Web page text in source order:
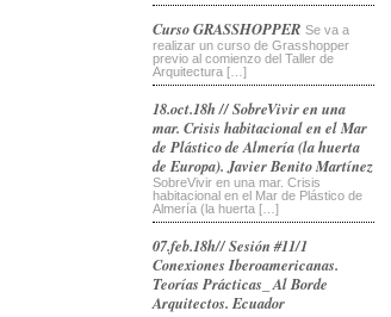
Curso GRASSHOPPER Se va a
realizar un curso de Grasshopper
previo al comienzo del Taller de
Arquitectura […]
18.oct.18h // SobreVivir en una
mar. Crisis habitacional en el Mar
de Plástico de Almería (la huerta
de Europa). Javier Benito Martínez
SobreVivir en una mar. Crisis
habitacional en el Mar de Plástico de
Almería (la huerta […]
07.feb.18h// Sesión #11/1
Conexiones Iberoamericanas.
Teorías Prácticas_ Al Borde
Arquitectos. Ecuador